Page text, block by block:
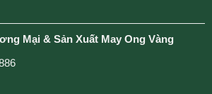
Mại & Sản Xuất May Ong Vàng